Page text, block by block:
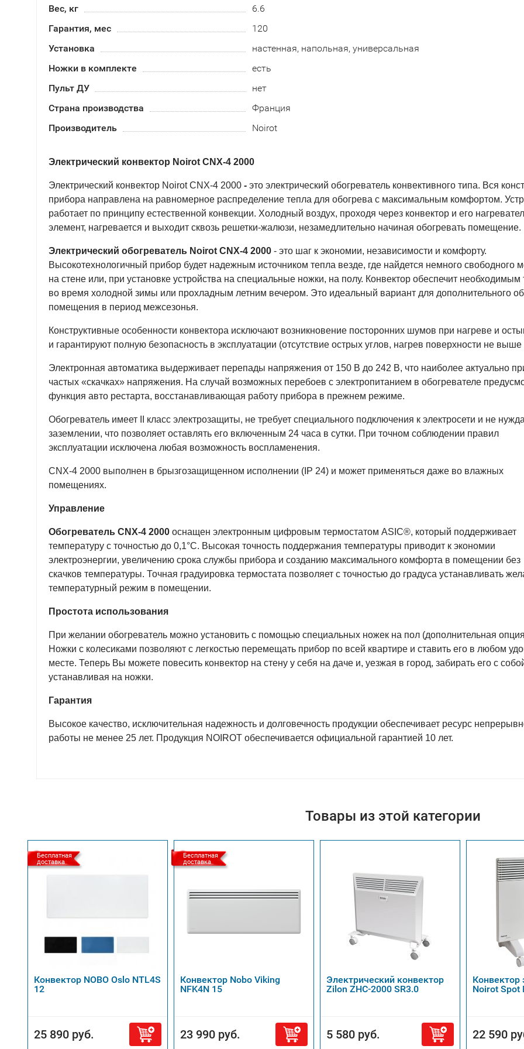
Вес, кг
6.6
Гарантия, мес
120
Установка
настенная, напольная, универсальная
Ножки в комплекте
есть
Пульт ДУ
нет
Страна производства
Франция
Производитель
Noirot
Электрический конвектор Noirot CNX-4 2000
Электрический конвектор Noirot CNX-4 2000 - это электрический обогреватель конвективного типа. Вся
прибора направлена на равномерное распределение тепла для обогрева с максимальным комфортом.
работает по принципу естественной конвекции. Холодный воздух, проходя через конвектор и его
элемент, нагревается и выходит сквозь решетки-жалюзи, незамедлительно начиная обогревать помещение.
Электрический обогреватель Noirot CNX-4 2000 - это шаг к экономии, независимости и комфорту.
Высокотехнологичный прибор будет надежным источником тепла везде, где найдется немного свободного
на стене или, при установке устройства на специальные ножки, на полу. Конвектор обеспечит необходимым
во время холодной зимы или прохладным летним вечером. Это идеальный вариант для дополнительного
помещения в период межсезонья.
Конструктивные особенности конвектора исключают возникновение посторонних шумов при нагреве и
и гарантируют полную безопасность в эксплуатации (отсутствие острых углов, нагрев поверхности не выше
Электронная автоматика выдерживает перепады напряжения от 150 В до 242 В, что наиболее актуально
частых «скачках» напряжения. На случай возможных перебоев с электропитанием в обогревателе
функция авто рестарта, восстанавливающая работу прибора в прежнем режиме.
Обогреватель имеет II класс электрозащиты, не требует специального подключения к электросети и не
заземлении, что позволяет оставлять его включенным 24 часа в сутки. При точном соблюдении правил
эксплуатации исключена любая возможность воспламенения.
CNX-4 2000 выполнен в брызгозащищенном исполнении (IP 24) и может применяться даже во влажных
помещениях.
Управление
Обогреватель CNX-4 2000 оснащен электронным цифровым термостатом ASIC®, который поддерживает
температуру с точностью до 0,1°С. Высокая точность поддержания температуры приводит к экономии
электроэнергии, увеличению срока службы прибора и созданию максимального комфорта в помещении без
скачков температуры. Точная градуировка термостата позволяет с точностью до градуса устанавливать
температурный режим в помещении.
Простота использования
При желании обогреватель можно установить с помощью специальных ножек на пол (дополнительная
Ножки с колесиками позволяют с легкостью перемещать прибор по всей квартире и ставить его в любом
месте. Теперь Вы можете повесить конвектор на стену у себя на даче и, уезжая в город, забирать его с
устанавливая на ножки.
Гарантия
Высокое качество, исключительная надежность и долговечность продукции обеспечивает ресурс
работы не менее 25 лет. Продукция NOIROT обеспечивается официальной гарантией 10 лет.
Товары из этой категории
Бесплатная
доставка
Конвектор NOBO Oslo NTL4S
12
25 890 руб.
Бесплатная
доставка
Конвектор Nobo Viking
NFK4N 15
23 990 руб.
Электрический конвектор
Zilon ZHC-2000 SR3.0
5 580 руб.
Конвектор
Noirot Spot
22 590